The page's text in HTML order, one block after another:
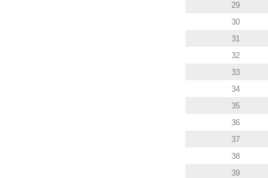
29
30
31
32
33
34
35
36
37
38
39